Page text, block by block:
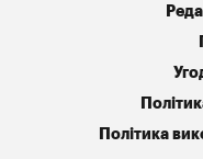
Політика